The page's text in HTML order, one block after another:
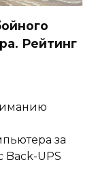
Рейтинг
за
Back-UPS